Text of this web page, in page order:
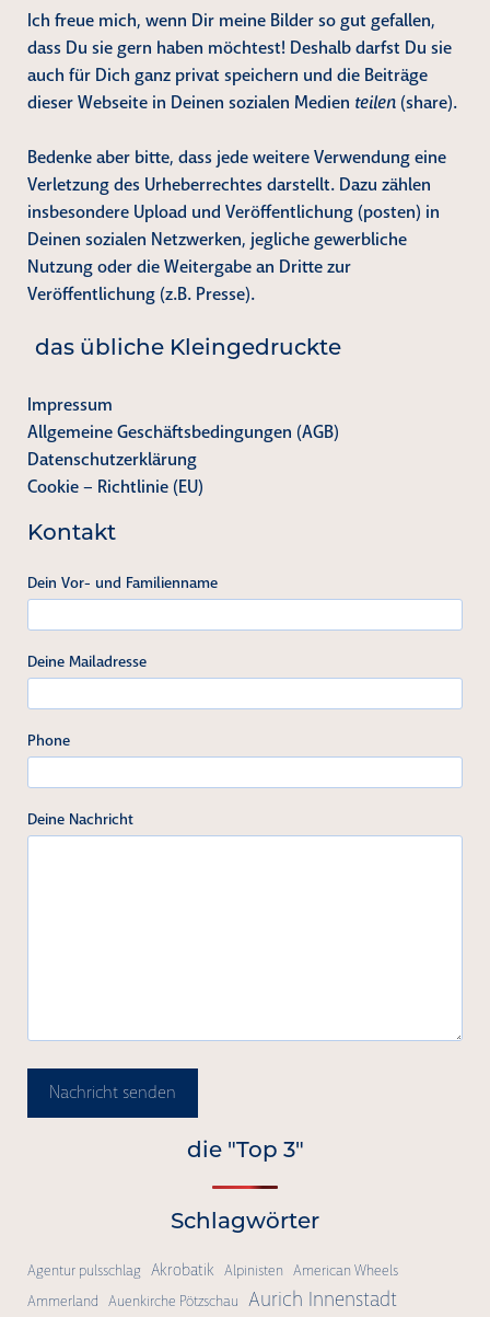
Ich freue mich, wenn Dir meine Bilder so gut gefallen,
dass Du sie gern haben möchtest! Deshalb darfst Du sie
auch für Dich ganz privat speichern und die Beiträge
dieser Webseite in Deinen sozialen Medien teilen (share).
Bedenke aber bitte, dass jede weitere Verwendung eine
Verletzung des Urheberrechtes darstellt. Dazu zählen
insbesondere Upload und Veröffentlichung (posten) in
Deinen sozialen Netzwerken, jegliche gewerbliche
Nutzung oder die Weitergabe an Dritte zur
Veröffentlichung (z.B. Presse).
das übliche Kleingedruckte
Impressum
Allgemeine Geschäftsbedingungen (AGB)
Datenschutzerklärung
Cookie – Richtlinie (EU)
Kontakt
Dein Vor- und Familienname
Deine Mailadresse
Phone
Deine Nachricht
Nachricht senden
die "Top 3"
Schlagwörter
Agentur pulsschlag Akrobatik Alpinisten American Wheels
Ammerland Auenkirche Pötzschau Aurich Innenstadt